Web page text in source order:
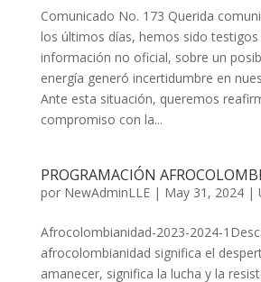
Comunicado No. 173 Querida
los últimos días, hemos sido
información no oficial, sobre un
energía generó incertidumbre en
Ante esta situación, queremos
compromiso con la...
PROGRAMACIÓN
por NewAdminLLE| May 31, 2024|
Afrocolombianidad-2023-2024-
afrocolombianidad significa el
amanecer, significa la lucha y la